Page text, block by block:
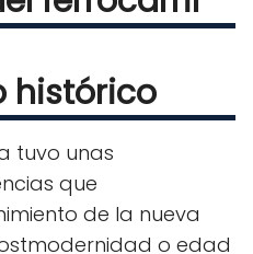
histórico
tuvo unas
que
de la nueva
o edad